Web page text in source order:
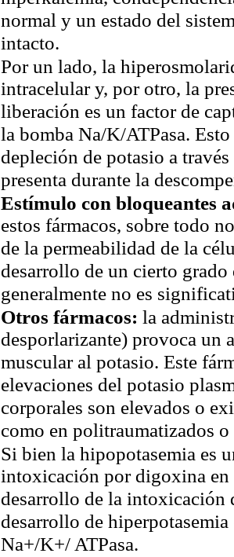
normal y un estado del
intacto.
Por un lado, la
intracelular y, por otro, la
liberación es un factor de
la bomba Na/K/ATPasa.
depleción de potasio a
presenta durante la
Estímulo con bloqueantes
estos fármacos, sobre todo
de la permeabilidad de la
desarrollo de un cierto
generalmente no es
Otros fármacos: la
desporlarizante) provoca un
muscular al potasio. Este
elevaciones del potasio
corporales son elevados o
como en politraumatizados o
Si bien la hipopotasemia es
intoxicación por digoxina en
desarrollo de la intoxicación
desarrollo de
Na+/K+/ ATPasa.